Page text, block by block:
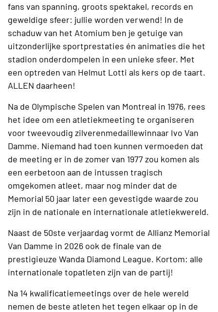
fans van spanning, groots spektakel, records en
geweldige sfeer: jullie worden verwend! In de
schaduw van het Atomium ben je getuige van
uitzonderlijke sportprestaties én animaties die het
stadion onderdompelen in een unieke sfeer. Met
een optreden van Helmut Lotti als kers op de taart.
ALLEN daarheen!
Na de Olympische Spelen van Montreal in 1976, rees
het idee om een atletiekmeeting te organiseren
voor tweevoudig zilverenmedaillewinnaar Ivo Van
Damme. Niemand had toen kunnen vermoeden dat
de meeting er in de zomer van 1977 zou komen als
een eerbetoon aan de intussen tragisch
omgekomen atleet, maar nog minder dat de
Memorial 50 jaar later een gevestigde waarde zou
zijn in de nationale en internationale atletiekwereld.
Naast de 50ste verjaardag vormt de Allianz Memorial
Van Damme in 2026 ook de finale van de
prestigieuze Wanda Diamond League. Kortom: alle
internationale topatleten zijn van de partij!
Na 14 kwalificatiemeetings over de hele wereld
nemen de beste atleten het tegen elkaar op in de